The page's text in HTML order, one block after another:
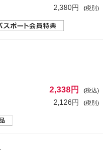
2,380円 (税別)
2,338円 (税込)
2,126円 (税別)